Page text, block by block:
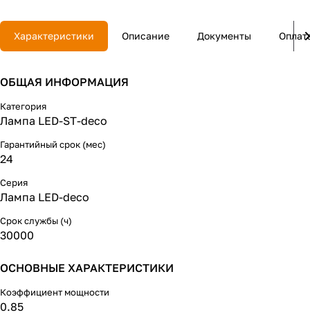
дизайна жилого помещения или
общественного пространства.
Характеристики Описание Документы
ОБЩАЯ ИНФОРМАЦИЯ
Категория
Лампа LED-ST-deco
Гарантийный срок (мес)
24
Серия
Лампа LED-deco
Срок службы (ч)
30000
ОСНОВНЫЕ ХАРАКТЕРИСТИКИ
Коэффициент мощности
0.85